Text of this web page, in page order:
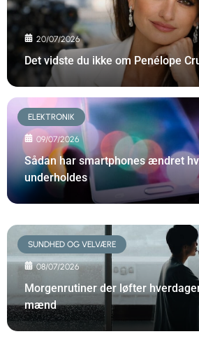
20/07/2026
Det vidste du ikke om Penélope
ELEKTRONIK
09/07/2026
Sådan har smartphones ændret
underholdes
SUNDHED OG VELVÆRE
08/07/2026
Morgenrutiner der løfter
mænd